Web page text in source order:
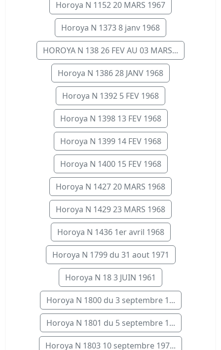
Horoya N 1152 20 MARS 1967
Horoya N 1373 8 janv 1968
HOROYA N 138 26 FEV AU 03 MARS...
Horoya N 1386 28 JANV 1968
Horoya N 1392 5 FEV 1968
Horoya N 1398 13 FEV 1968
Horoya N 1399 14 FEV 1968
Horoya N 1400 15 FEV 1968
Horoya N 1427 20 MARS 1968
Horoya N 1429 23 MARS 1968
Horoya N 1436 1er avril 1968
Horoya N 1799 du 31 aout 1971
Horoya N 18 3 JUIN 1961
Horoya N 1800 du 3 septembre 1...
Horoya N 1801 du 5 septembre 1...
Horoya N 1803 10 septembre 197...